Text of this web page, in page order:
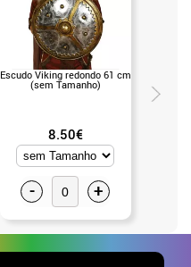
Escudo Viking redondo 61 cm
(sem Tamanho)
8.50€
- +